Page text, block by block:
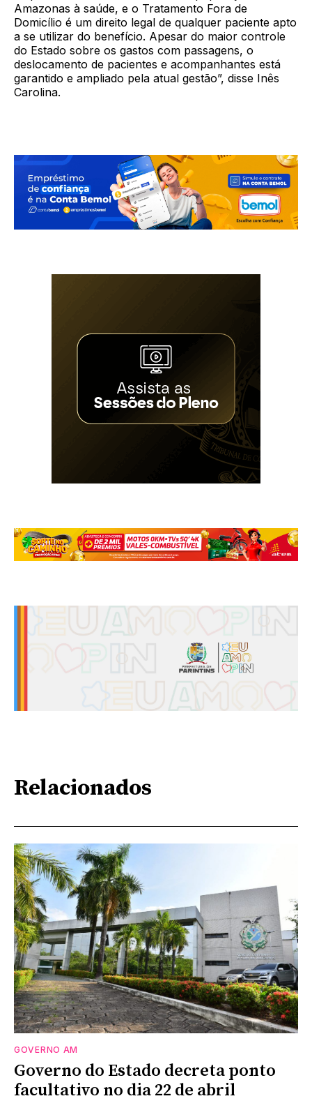
Amazonas à saúde, e o Tratamento Fora de
Domicílio é um direito legal de qualquer paciente apto
a se utilizar do benefício. Apesar do maior controle
do Estado sobre os gastos com passagens, o
deslocamento de pacientes e acompanhantes está
garantido e ampliado pela atual gestão”, disse Inês
Carolina.
Relacionados
GOVERNO AM
Governo do Estado decreta ponto
facultativo no dia 22 de abril